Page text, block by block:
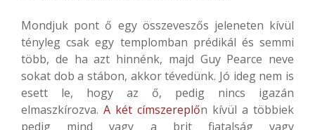
Mondjuk pont ő egy összeveszős jeleneten kívül
tényleg csak egy templomban prédikál és semmi
több, de ha azt hinnénk, majd Guy Pearce neve
sokat dob a stábon, akkor tévedünk. Jó ideg nem is
esett le, hogy az ő, pedig nincs igazán
elmaszkírozva. A két címszereplőn kívül a többiek
pedig mind vagy a brit fiatalság vagy